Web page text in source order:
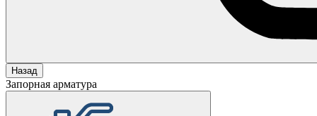
Назад
Запорная арматура